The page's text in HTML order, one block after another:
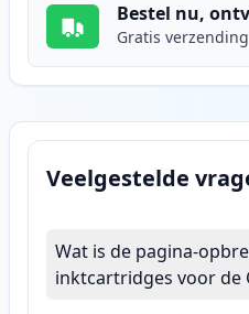
Bestel nu,
Gratis
Veelgestelde
Wat is de pagina-
inktcartridges voor de